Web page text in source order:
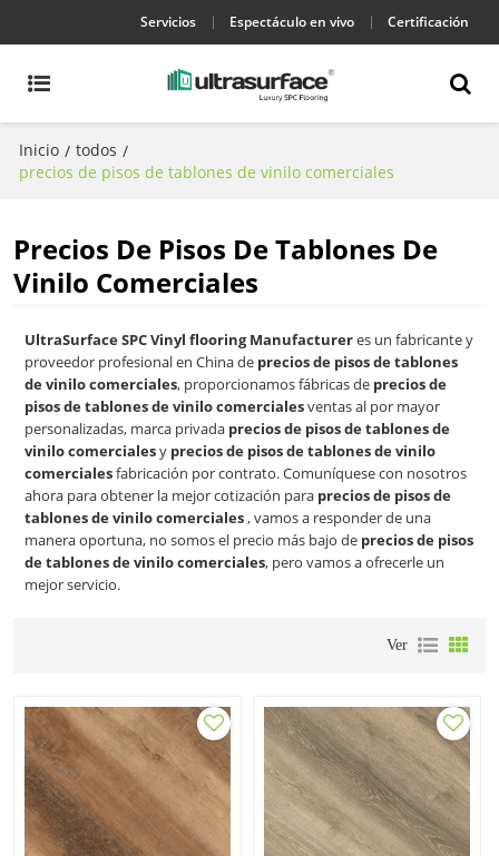
Servicios Espectáculo en vivo Certificación
Inicio / todos /
precios de pisos de tablones de vinilo comerciales
Precios De Pisos De Tablones De
Vinilo Comerciales
UltraSurface SPC Vinyl flooring Manufactureres un fabricante y
proveedor profesional en China de precios de pisos de tablones
de vinilo comerciales, proporcionamos fábricas de precios de
pisos de tablones de vinilo comercialesventas al por mayor
personalizadas, marca privada precios de pisos de tablones de
vinilo comercialesy precios de pisos de tablones de vinilo
comercialesfabricación por contrato. Comuníquese con nosotros
ahora para obtener la mejor cotización para precios de pisos de
tablones de vinilo comerciales, vamos a responder de una
manera oportuna, no somos el precio más bajo de precios de pisos
de tablones de vinilo comerciales, pero vamos a ofrecerle un
mejor servicio.
Ver